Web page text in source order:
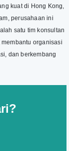
kuat di Hong Kong,
perusahaan ini
satu tim konsultan
organisasi
dan berkembang